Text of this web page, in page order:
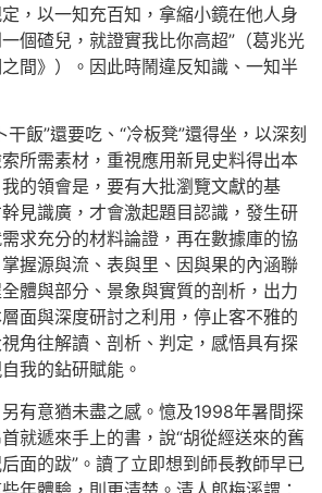
，以一知充百知，拿縮小鏡在他人身
個碴兒，就證實我比你高超”（葛兆光
之間》）。因此時鬧違反知識、一知半
干飯”還要吃、“冷板凳”還得坐，以深刻
所需素材，重視應用新見史料得出本
的領會是，要有大批瀏覽文獻的基
見識廣，才會激起題目認識，發生研
求充分的材料論證，再在數據庫的協
握源與流、表與里、因與果的內涵聯
體與部分、景象與實質的剖析，出力
面與深度研討之利用，停止客不雅的
角往解讀、剖析、判定，感悟具有探
我的鉆研賦能。
有意猶未盡之感。憶及1998年暑間探
就遞來手上的書，說“胡從經送來的舊
面的跋”。讀了立即想到師長教師早已